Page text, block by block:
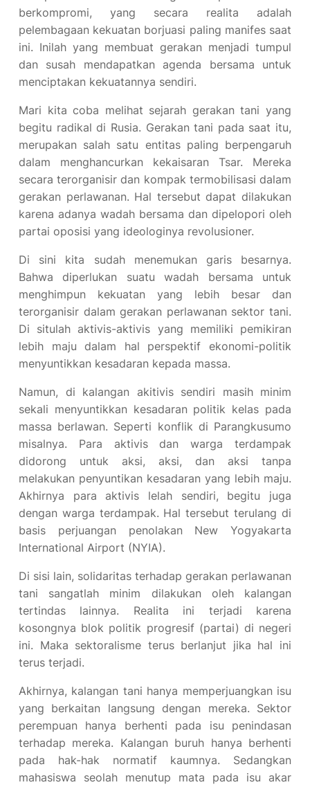
berkompromi, yang secara realita adalah
pelembagaan kekuatan borjuasi paling manifes saat
ini. Inilah yang membuat gerakan menjadi tumpul
dan susah mendapatkan agenda bersama untuk
menciptakan kekuatannya sendiri.
Mari kita coba melihat sejarah gerakan tani yang
begitu radikal di Rusia. Gerakan tani pada saat itu,
merupakan salah satu entitas paling berpengaruh
dalam menghancurkan kekaisaran Tsar. Mereka
secara terorganisir dan kompak termobilisasi dalam
gerakan perlawanan. Hal tersebut dapat dilakukan
karena adanya wadah bersama dan dipelopori oleh
partai oposisi yang ideologinya revolusioner.
Di sini kita sudah menemukan garis besarnya.
Bahwa diperlukan suatu wadah bersama untuk
menghimpun kekuatan yang lebih besar dan
terorganisir dalam gerakan perlawanan sektor tani.
Di situlah aktivis-aktivis yang memiliki pemikiran
lebih maju dalam hal perspektif ekonomi-politik
menyuntikkan kesadaran kepada massa.
Namun, di kalangan akitivis sendiri masih minim
sekali menyuntikkan kesadaran politik kelas pada
massa berlawan. Seperti konflik di Parangkusumo
misalnya. Para aktivis dan warga terdampak
didorong untuk aksi, aksi, dan aksi tanpa
melakukan penyuntikan kesadaran yang lebih maju.
Akhirnya para aktivis lelah sendiri, begitu juga
dengan warga terdampak. Hal tersebut terulang di
basis perjuangan penolakan New Yogyakarta
International Airport (NYIA).
Di sisi lain, solidaritas terhadap gerakan perlawanan
tani sangatlah minim dilakukan oleh kalangan
tertindas lainnya. Realita ini terjadi karena
kosongnya blok politik progresif (partai) di negeri
ini. Maka sektoralisme terus berlanjut jika hal ini
terus terjadi.
Akhirnya, kalangan tani hanya memperjuangkan isu
yang berkaitan langsung dengan mereka. Sektor
perempuan hanya berhenti pada isu penindasan
terhadap mereka. Kalangan buruh hanya berhenti
pada hak-hak normatif kaumnya. Sedangkan
mahasiswa seolah menutup mata pada isu akar